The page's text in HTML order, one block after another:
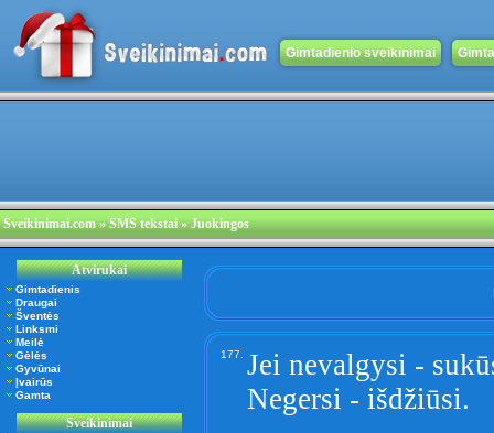
Gimtadienio sveikinimai
Sveikinimai.com» SMS tekstai » Juokingos
Atvirukai
Gimtadienis
Draugai
Šventės
Linksmi
Meilė
Gėlės
Gyvūnai
Įvairūs
Gamta
Sveikinimai
177. Jei nevalgysi -
Negersi - išdžiūsi.